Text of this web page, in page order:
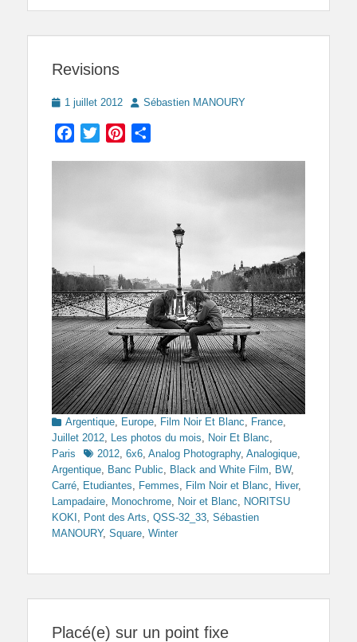
Revisions
Posted
1 juillet 2012 Author
Sébastien MANOURY
Facebook
TwitterPinterest
Categories
Argentique Europe Film Noir Et Blanc France
Juillet 2012
Les photos du mois Noir Et Blanc
Paris
Tags2012 6x6 Analog Photography, Analogique
Argentique
Banc Public Black and White Film BW,
Carré
Etudiantes Femmes Film Noir et Blanc Hiver,
Lampadaire
Monochrome Noir et Blanc
NORITSU
KOKI
Pont des Arts QSS-32_33 Sébastien
MANOURY, Square Winter
Placé(e) sur un point fixe